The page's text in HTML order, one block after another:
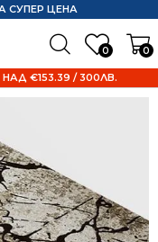
0 0
СУПЕР ЦЕНА
€153.39 / 300ЛВ.